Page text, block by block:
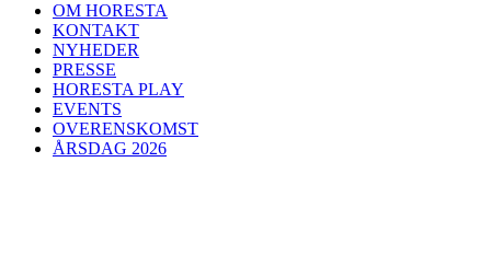
OM HORESTA
KONTAKT
NYHEDER
PRESSE
HORESTA PLAY
EVENTS
OVERENSKOMST
ÅRSDAG 2026